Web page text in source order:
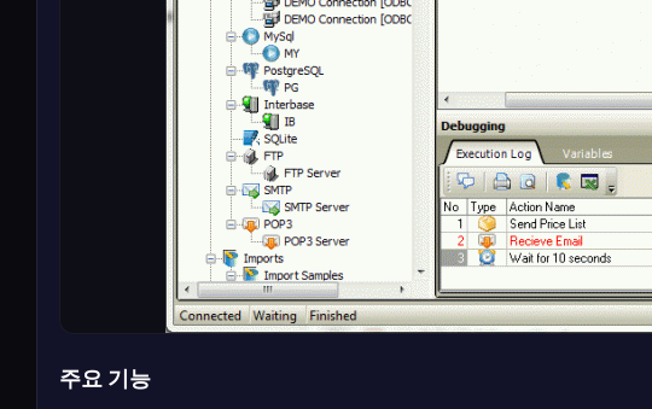
주요 기능